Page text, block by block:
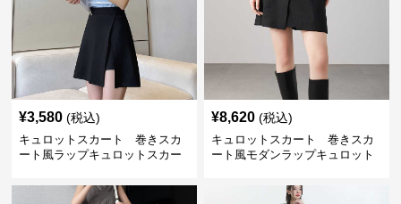
¥3,580 (税込)
キュロットスカート 巻きスカ
ート風ラップキュロットスカー
¥8,620 (税込)
キュロットスカート 巻きスカ
ート風モダンラップキュロット